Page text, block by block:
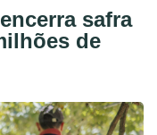
safra
de